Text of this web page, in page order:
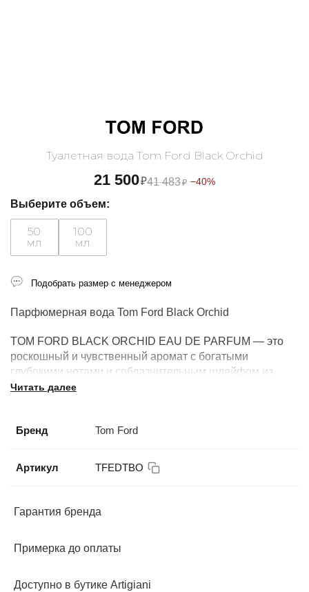
Туалетная вода Tom Ford Black Orchid
21 500₽41 483₽ −40%
Парфюмерная вода Tom Ford Black Orchid
TOM FORD BLACK ORCHID EAU DE PARFUM — это
роскошный и чувственный аромат с богатыми
глубокими нотами и соблазнительным шлейфом из
черной орхидеи и специй. Современный аромат,
Производство: США.
Читать далее
Бренд Tom Ford
Артикул TFEDTBO
Гарантия бренда
Примерка до оплаты
Доступно в бутике Artigiani
Выберите объем:
50
мл
100
мл
Подобрать размер с менеджером